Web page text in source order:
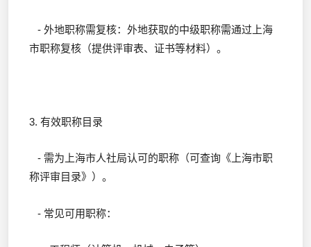
- 外地职称需复核：外地获取的中级职称需通过上海
市职称复核（提供评审表、证书等材料）。
3. 有效职称目录
- 需为上海市人社局认可的职称（可查询《上海市职
称评审目录》）。
- 常见可用职称：